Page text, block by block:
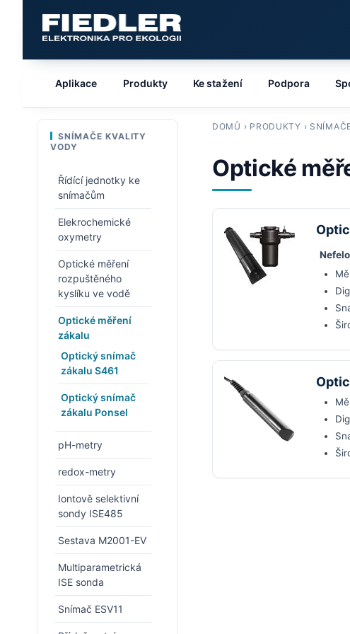
DOMŮ › PRODUKTY ›
Optické
Aplikace Produkty Ke stažení Podpora
SNÍMAČE KVALITY
VODY
Řídící jednotky ke
snímačům
Elekrochemické
oxymetry
Optické měření
rozpuštěného
kyslíku ve vodě
Optické měření
zákalu
Optický snímač
zákalu S461
Optický snímač
zákalu Ponsel
pH-metry
redox-metry
Iontově selektivní
sondy ISE485
Sestava M2001-EV
Multiparametrická
ISE sonda
Snímač ESV11